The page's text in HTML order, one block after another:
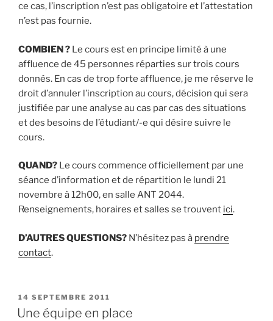
ce cas, l’inscription n’est pas obligatoire et l’attestation
n’est pas fournie.
COMBIEN ? Le cours est en principe limité à une
affluence de 45 personnes réparties sur trois cours
donnés. En cas de trop forte affluence, je me réserve le
droit d’annuler l’inscription au cours, décision qui sera
justifiée par une analyse au cas par cas des situations
et des besoins de l’étudiant/-e qui désire suivre le
cours.
QUAND? Le cours commence officiellement par une
séance d’information et de répartition le lundi 21
novembre à 12h00, en salle ANT 2044.
Renseignements, horaires et salles se trouvent ici.
D’AUTRES QUESTIONS? N’hésitez pas à prendre
contact.
PUBLIÉ
LE
14 SEPTEMBRE 2011
Une équipe en place